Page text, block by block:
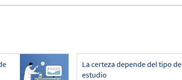
La certeza depende del tipo de
estudio